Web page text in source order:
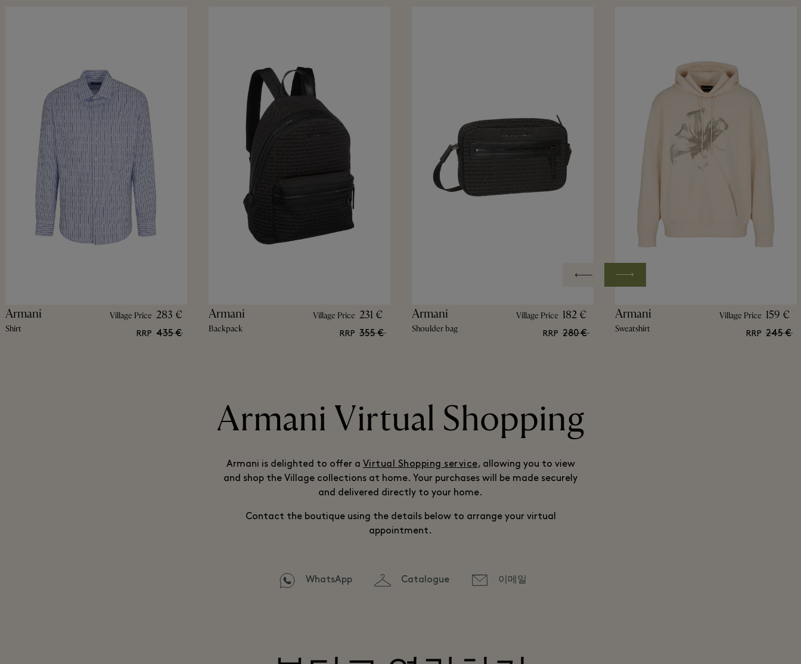
Armani
Shirt
Village Price 283 €
RRP 435 €
Armani
Backpack
Village Price 231 €
RRP 355 €
Armani
Shoulder bag
Village Price 182 €
RRP 280 €
Armani
Sweatshirt
Village Price 159 €
RRP 245 €
Armani Virtual Shopping
Armani is delighted to offer a Virtual Shopping service, allowing you to view
and shop the Village collections at home. Your purchases will be made securely
and delivered directly to your home.
Contact the boutique using the details below to arrange your virtual
appointment.
WhatsApp Catalogue 이메일